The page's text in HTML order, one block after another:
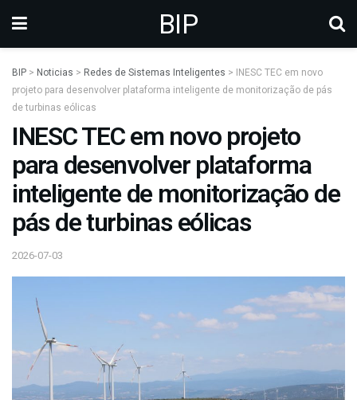
BIP
BIP > Noticias > Redes de Sistemas Inteligentes >
INESC TEC em novo
projeto para desenvolver plataforma inteligente de monitorização de pás
de turbinas eólicas
INESC TEC em novo projeto
para desenvolver plataforma
inteligente de monitorização de
pás de turbinas eólicas
2026-07-03